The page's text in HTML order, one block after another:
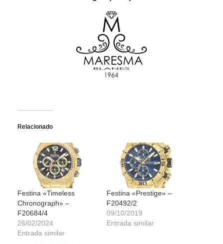
Relacionado
Festina «Timeless
Chronograph» –
F20684/4
26/02/2024
Entrada similar
Festina «Prestige» –
F20492/2
09/10/2019
Entrada similar